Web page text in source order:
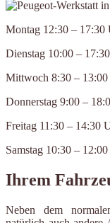
Montag 12:30 – 17:30
Dienstag 10:00 –
Mittwoch 8:30 –
Donnerstag 9:00 –
Freitag 11:30 – 14:30
Samstag 10:30 –
Ihrem
Neben dem